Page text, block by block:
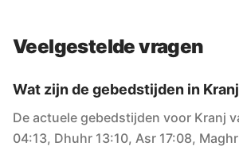
Veelgestelde vragen
Wat zijn de gebedstijden in
De actuele gebedstijden voor Kranj
04:13, Dhuhr 13:10, Asr 17:08,